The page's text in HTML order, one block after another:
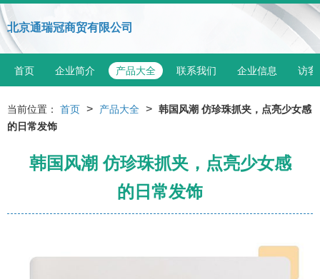
北京通瑞冠商贸有限公司
首页 企业简介 产品大全 联系我们 企业信息 访客
当前位置： 首页 > 产品大全 > 韩国风潮 仿珍珠抓夹，点亮少女感
的日常发饰
韩国风潮 仿珍珠抓夹，点亮少女感
的日常发饰